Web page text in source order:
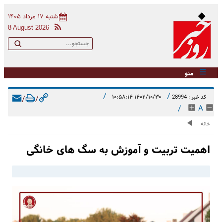
شنبه ۱۷ مرداد ۱۴۰۵
8 August 2026
منو
کد خبر : 28994 / ۱۴۰۲/۱۰/۳۰ ۱۰:۵۸:۱۴ /
A
/
/
/
خانه
اهمیت تربیت و آموزش به سگ های خانگی